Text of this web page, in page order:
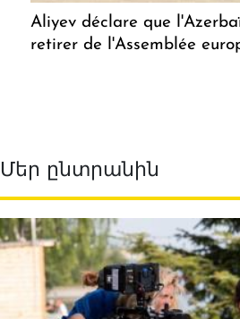
Aliyev déclare que
retirer de l'Assemblée
Մեր ընտրանին